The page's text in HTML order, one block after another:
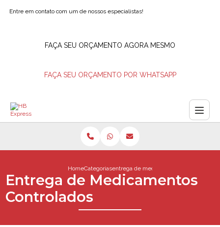
Entre em contato com um de nossos especialistas!
FAÇA SEU ORÇAMENTO AGORA MESMO
FAÇA SEU ORÇAMENTO POR WHATSAPP
HomeCategoriasentrega de medicamentos controlados
Entrega de Medicamentos
Controlados